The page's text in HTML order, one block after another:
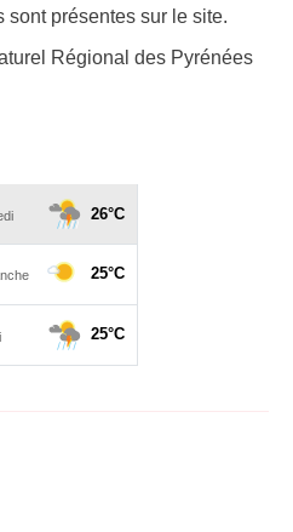
sont présentes sur le site.
Régional des Pyrénées